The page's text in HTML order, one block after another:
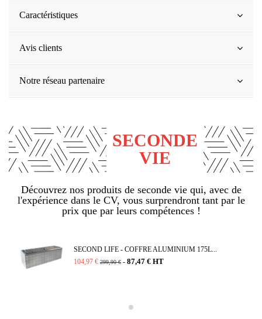
Caractéristiques
Avis clients
Notre réseau partenaire
SECONDE
VIE
Découvrez nos produits de seconde vie qui, avec de
l'expérience dans le CV, vous surprendront tant par le
prix que par leurs compétences !
SECOND LIFE - COFFRE ALUMINIUM 175L...
104,97 € 299,90 € - 87,47 € HT